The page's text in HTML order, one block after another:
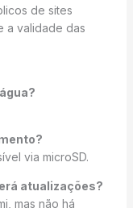
de sites
a validade das
via microSD.
atualizações?
mas não há